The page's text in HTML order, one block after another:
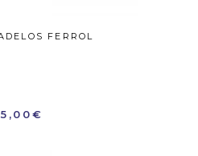
FERROL
€